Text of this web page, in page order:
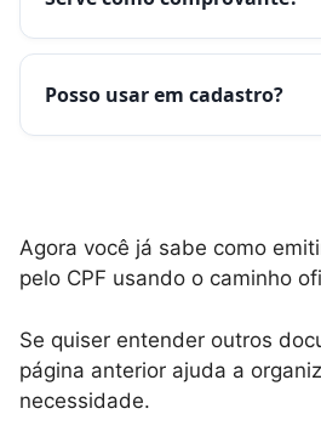
Posso usar em cadastro?
Agora você já sabe como
pelo CPF usando o caminho
Se quiser entender outros
página anterior ajuda a
necessidade.